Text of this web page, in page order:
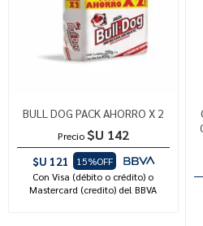
BULL DOG PACK AHORRO X 2
Precio $U 142
$U 121
15%OFF
Con Visa (débito o crédito) o
Mastercard (credito) del BBVA